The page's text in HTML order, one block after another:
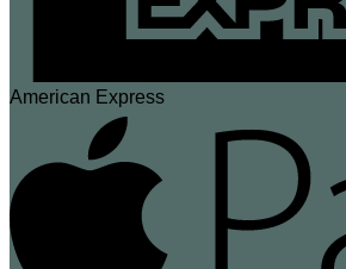
American Express